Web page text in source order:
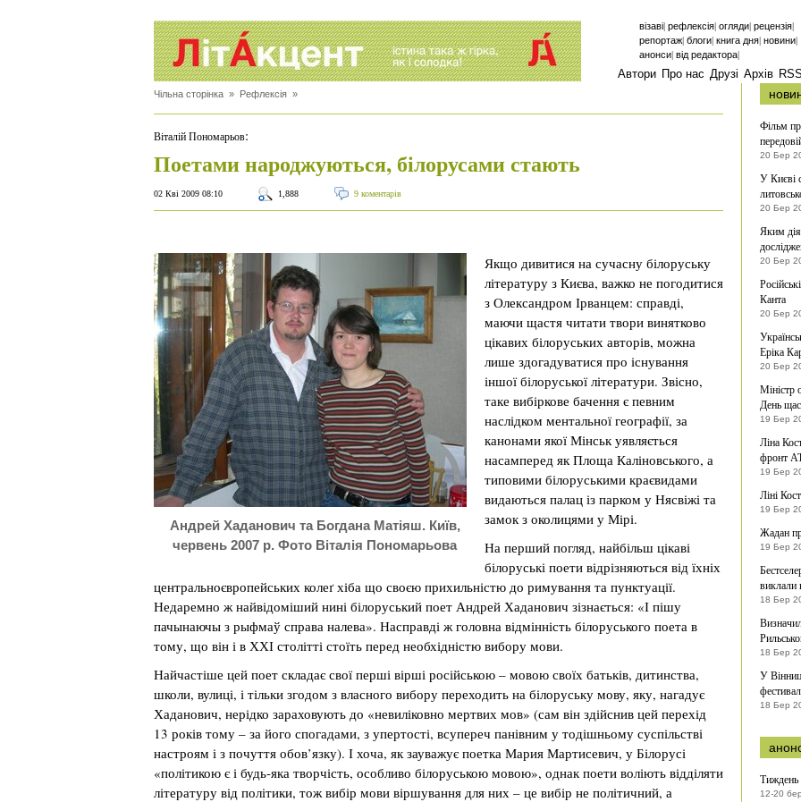
візаві| рефлексія| огляди| рецензія|
репортаж| блоги| книга дня| новини|
анонси| від редактора|
Автори Про нас Друзі Архів RSS
Чільна сторінка » Рефлексія »
Віталій Пономарьов:
Поетами народжуються, білорусами стають
02 Кві 2009 08:10 1,888 9 коментарів
Андрей Хаданович та Богдана Матіяш. Київ,
червень 2007 р. Фото Віталія Пономарьова
Якщо дивитися на сучасну білоруську
літературу з Києва, важко не погодитися
з Олександром Ірванцем: справді,
маючи щастя читати твори винятково
цікавих білоруських авторів, можна
лише здогадуватися про існування
іншої білоруської літератури. Звісно,
таке вибіркове бачення є певним
наслідком ментальної географії, за
канонами якої Мінськ уявляється
насамперед як Площа Каліновського, а
типовими білоруськими краєвидами
видаються палац із парком у Нясвіжі та
замок з околицями у Мірі.
На перший погляд, найбільш цікаві
білоруські поети відрізняються від їхніх
центральноєвропейських колеґ хіба що своєю прихильністю до римування та пунктуації.
Недаремно ж найвідоміший нині білоруський поет Андрей Хаданович зізнається: «І пішу
пачынаючы з рыфмаў справа налева». Насправді ж головна відмінність білоруського поета в
тому, що він і в ХХІ столітті стоїть перед необхідністю вибору мови.
Найчастіше цей поет складає свої перші вірші російською – мовою своїх батьків, дитинства,
школи, вулиці, і тільки згодом з власного вибору переходить на білоруську мову, яку, нагадує
Хаданович, нерідко зараховують до «невиліковно мертвих мов» (сам він здійснив цей перехід
13 років тому – за його спогадами, з упертості, всупереч панівним у тодішньому суспільстві
настроям і з почуття обов’язку). І хоча, як зауважує поетка Мария Мартисевич, у Білорусі
«політикою є і будь-яка творчість, особливо білоруською мовою», однак поети воліють відділяти
літературу від політики, тож вибір мови віршування для них – це вибір не політичний, а
Фільм
20 Бер
У Києві
20 Бер
Яким
20 Бер
Канта
20 Бер
Еріка
20 Бер
Міністр
День
19 Бер
Ліна
фронт
19 Бер
Ліні
19 Бер
Жадан
19 Бер
виклали
18 Бер
18 Бер
У
18 Бер
Тиждень
12-20